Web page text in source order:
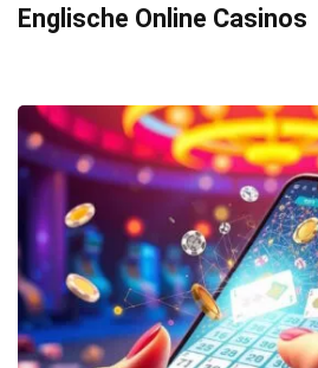
Englische Online Casinos